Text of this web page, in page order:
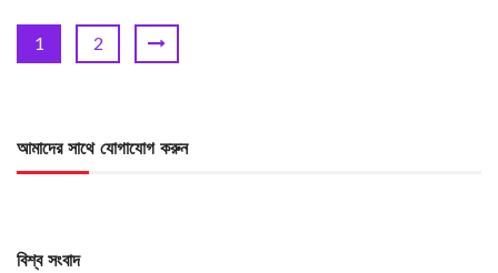
1 2
আমাদের সাথে যোগাযোগ করুন
বিশ্ব সংবাদ